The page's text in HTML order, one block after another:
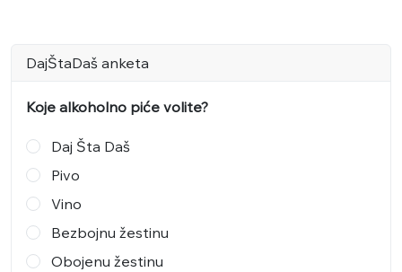
DajŠtaDaš anketa
Koje alkoholno piće volite?
Daj Šta Daš
Pivo
Vino
Bezbojnu žestinu
Obojenu žestinu